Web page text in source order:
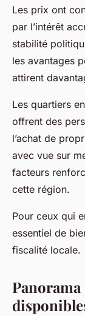
Les prix ont
par l’intérêt
stabilité
les avantages
attirent
Les quartiers
offrent des
l’achat de
avec vue sur
facteurs
cette région.
Pour ceux qui
essentiel de
fiscalité locale.